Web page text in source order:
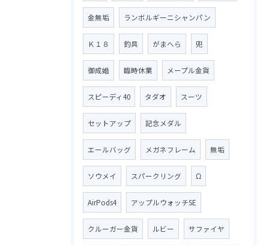
金無垢 ランボルギーニシャンパン
Ｋ１８ 釣具 がまへら 兜
御成婚 臨時休業 メープル金貨
スピーディ40 タダオ スーツ
セットアップ 記念メダル
エールバッグ メガネフレーム 無垢
ソウメイ スパークリング Ω
AirPods4 アップルウォッチSE
クルーガー金貨 ルビー サファイヤ